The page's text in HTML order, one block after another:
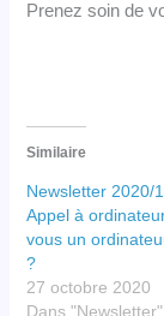
Prenez soin de
Similaire
Newsletter 2020/
Appel à
vous un
?
27 octobre 2020
Dans "Newsletter"